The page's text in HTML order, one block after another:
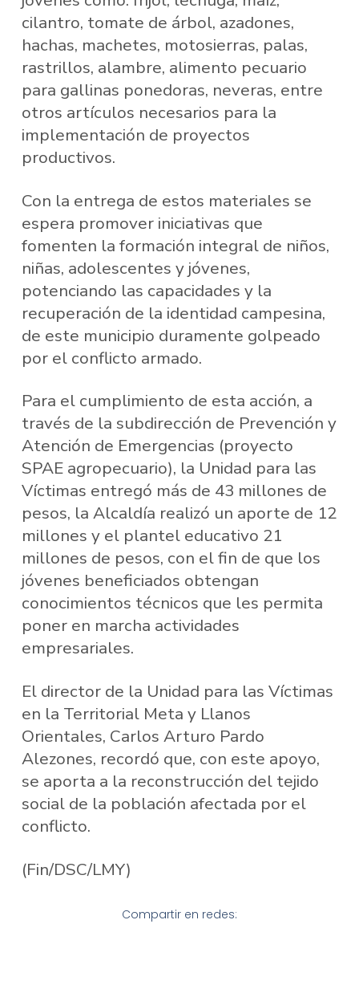
cilantro, tomate de árbol, azadones,
hachas, machetes, motosierras, palas,
rastrillos, alambre, alimento pecuario
para gallinas ponedoras, neveras, entre
otros artículos necesarios para la
implementación de proyectos
productivos.
Con la entrega de estos materiales se
espera promover iniciativas que
fomenten la formación integral de niños,
niñas, adolescentes y jóvenes,
potenciando las capacidades y la
recuperación de la identidad campesina,
de este municipio duramente golpeado
por el conflicto armado.
Para el cumplimiento de esta acción, a
través de la subdirección de Prevención y
Atención de Emergencias (proyecto
SPAE agropecuario), la Unidad para las
Víctimas entregó más de 43 millones de
pesos, la Alcaldía realizó un aporte de 12
millones y el plantel educativo 21
millones de pesos, con el fin de que los
jóvenes beneficiados obtengan
conocimientos técnicos que les permita
poner en marcha actividades
empresariales.
El director de la Unidad para las Víctimas
en la Territorial Meta y Llanos
Orientales, Carlos Arturo Pardo
Alezones, recordó que, con este apoyo,
se aporta a la reconstrucción del tejido
social de la población afectada por el
conflicto.
(Fin/DSC/LMY)
Compartir en redes: